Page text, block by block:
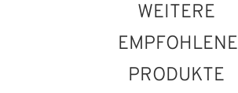
WEITERE
EMPFOHLENE
PRODUKTE